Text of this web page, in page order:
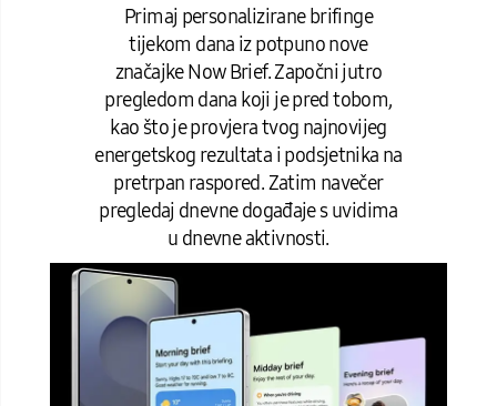
Primaj personalizirane brifinge
tijekom dana iz potpuno nove
značajke Now Brief. Započni jutro
pregledom dana koji je pred tobom,
kao što je provjera tvog najnovijeg
energetskog rezultata i podsjetnika na
pretrpan raspored. Zatim navečer
pregledaj dnevne događaje s uvidima
u dnevne aktivnosti.